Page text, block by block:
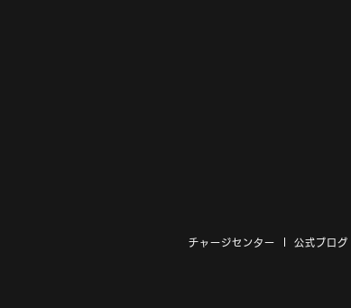
チャージセンター 公式ブログ